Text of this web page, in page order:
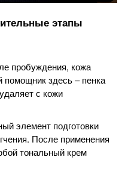
этапы
пробуждения, кожа
здесь – пенка
с кожи
элемент подготовки
После применения
тональный крем